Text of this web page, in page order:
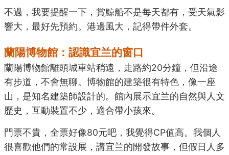
不過，我要提醒一下，賞鯨船不是每天都有，受天氣影
響大，最好先預約。港邊風大，記得帶件外套。
蘭陽博物館：認識宜兰的窗口
蘭陽博物館離頭城車站稍遠，走路約20分鐘，但沿途
有步道，不會無聊。博物館的建築很有特色，像一座
山，是知名建築師設計的。館內展示宜兰的自然與人文
歷史，互動裝置不少，適合帶小孩來。
門票不貴，全票好像80元吧，我覺得CP值高。我個人
很喜歡他們的常設展，講宜兰的開發故事，但假日人多